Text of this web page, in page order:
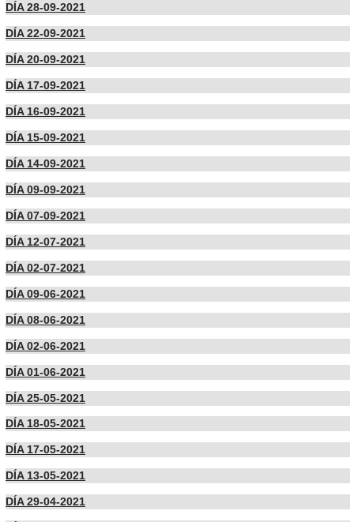
DÍA 28-09-2021
DÍA 22-09-2021
DÍA 20-09-2021
DÍA 17-09-2021
DÍA 16-09-2021
DÍA 15-09-2021
DÍA 14-09-2021
DÍA 09-09-2021
DÍA 07-09-2021
DÍA 12-07-2021
DÍA 02-07-2021
DÍA 09-06-2021
DÍA 08-06-2021
DÍA 02-06-2021
DÍA 01-06-2021
DÍA 25-05-2021
DÍA 18-05-2021
DÍA 17-05-2021
DÍA 13-05-2021
DÍA 29-04-2021